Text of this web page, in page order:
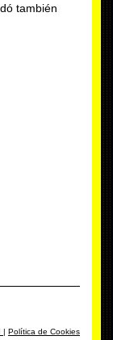
también
| Política de Cookies